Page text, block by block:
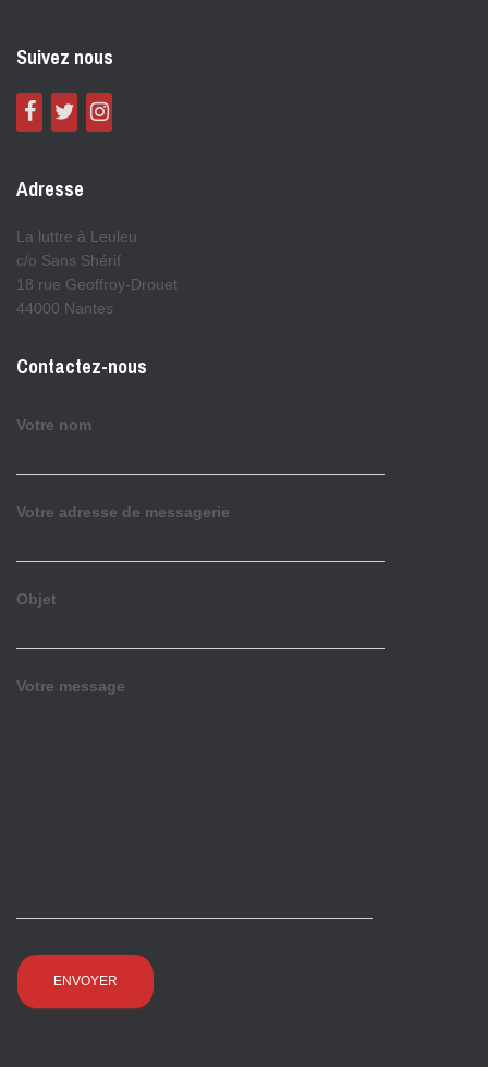
Suivez nous
Adresse
La luttre à Leuleu
c/o Sans Shérif
18 rue Geoffroy-Drouet
44000 Nantes
Contactez-nous
Votre nom
Votre adresse de messagerie
Objet
Votre message